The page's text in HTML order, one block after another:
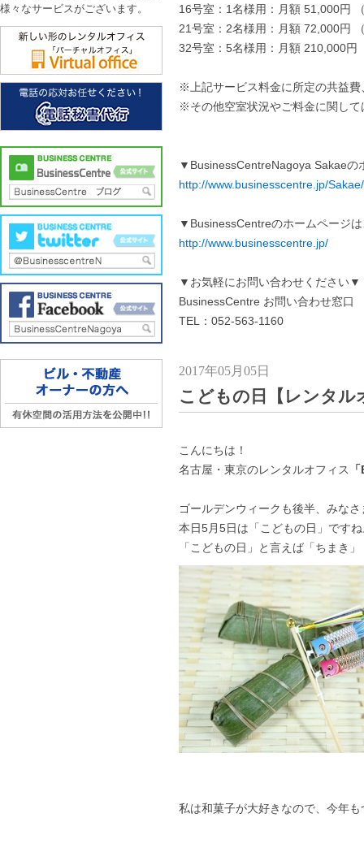
16号室：1名様用：月額 51,000円
21号室：2名様用：月額 72,000円
32号室：5名様用：月額 210,000円
※上記サービス料金に所定の共益
※その他空室状況やご料金に関し
▼BusinessCentreNagoya Sakae
http://www.businesscentre.jp/Sakae/
▼BusinessCentreのホームページ
http://www.businesscentre.jp/
▼お気軽にお問い合わせください▼
BusinessCentre お問い合わせ窓口
TEL：052-563-1160
2017年05月05日
こどもの日【レンタ
こんにちは！
名古屋・東京のレンタルオフィス
ゴールデンウィークも後半、みな
本日5月5日は「こどもの日」です
「こどもの日」と言えば「ちまき」
私は和菓子が大好きなので、今年
様々なサービスがございます。